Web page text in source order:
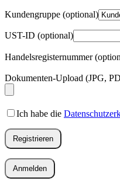
Kundengruppe (optional)
UST-ID (optional)
Handelsregisternummer
Dokumenten-Upload (JPG,
Ich habe die
Registrieren
Anmelden